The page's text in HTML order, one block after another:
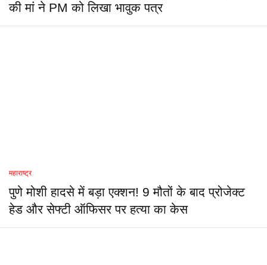
की मां ने PM को लिखा भावुक पत्र
महाराष्ट्र
पुणे मोशी हादसे में बड़ा एक्शन! 9 मौतों के बाद प्रोजेक्ट
हेड और सेफ्टी ऑफिसर पर हत्या का केस